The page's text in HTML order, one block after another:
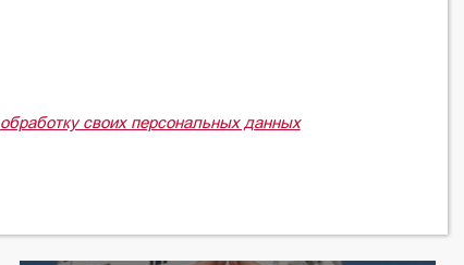
обработку своих персональных данных